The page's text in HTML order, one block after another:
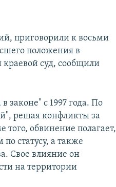
приговорили к восьми
положения в
суд, сообщили
законе" с 1997 года. По
решая конфликты за
того, обвинение полагает,
статусу, а также
Свое влияние он
на территории